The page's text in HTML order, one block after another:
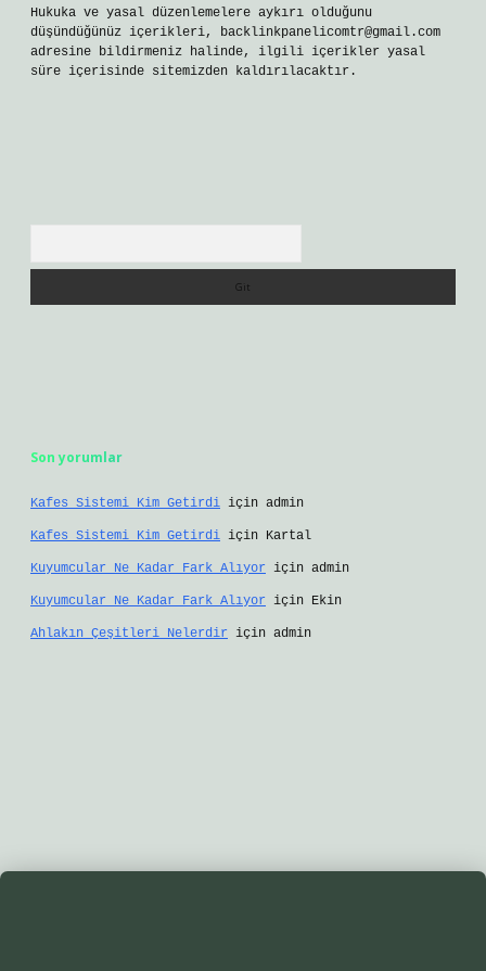
Hukuka ve yasal düzenlemelere aykırı olduğunu
düşündüğünüz içerikleri, backlinkpanelicomtr@gmail.com
adresine bildirmeniz halinde, ilgili içerikler yasal
süre içerisinde sitemizden kaldırılacaktır.
Son yorumlar
Kafes Sistemi Kim Getirdi için admin
Kafes Sistemi Kim Getirdi için Kartal
Kuyumcular Ne Kadar Fark Alıyor için admin
Kuyumcular Ne Kadar Fark Alıyor için Ekin
Ahlakın Çeşitleri Nelerdir için admin
betexper yeni giriş